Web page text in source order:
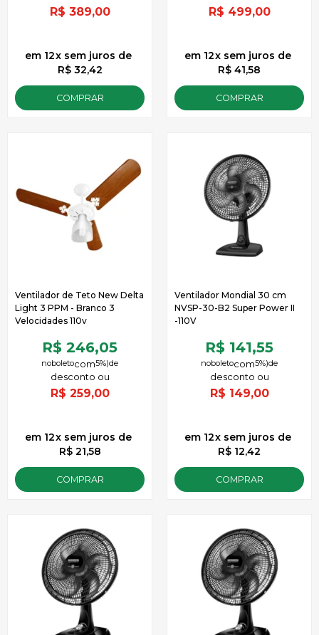
R$ 389,00
12x
de
R$ 32,42
sem juros
COMPRAR
R$ 499,00
12x
de
R$ 41,58
sem juros
COMPRAR
Ventilador de Teto New Delta
Light 3 PPM - Branco 3
Velocidades 110v
R$ 246,05
de
5%)
noboleto
R$ 259,00
12x
de
R$ 21,58
sem juros
COMPRAR
Ventilador Mondial 30 cm
NVSP-30-B2 Super Power II
-110V
R$ 141,55
de
5%)
noboleto
R$ 149,00
12x
de
R$ 12,42
sem juros
COMPRAR